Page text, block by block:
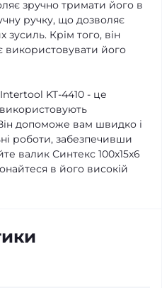
зручно тримати його в
ручку, що дозволяє
Крім того, він
використовувати його
KT-4410 - це
допоможе вам швидко і
роботи, забезпечивши
валик Синтекс 100x15x6
в його високій